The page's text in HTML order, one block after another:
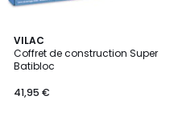
VILAC
Coffret de construction Super
Batibloc
41,95 €